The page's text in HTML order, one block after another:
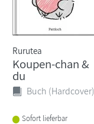
Rurutea
Koupen-chan &
du
Buch (Hardcover)
Sofort lieferbar